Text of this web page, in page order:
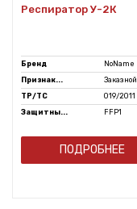
Респиратор У-2К
Бренд
NoName
Признак...
Заказной
ТР/ТС
019/2011
Защитны...
FFP1
ПОДРОБНЕЕ